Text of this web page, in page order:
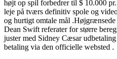
højt op spil forbedrer til $ 10.000
leje på tværs definitiv spole og
og hurtigt omtale mål
Dean Swift referater for større
juster med Sidney Cæsar
betaling via den officielle websted .